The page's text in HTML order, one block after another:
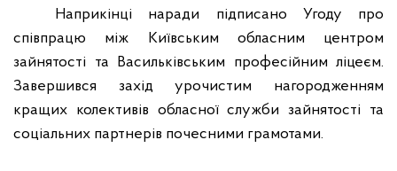
Наприкінці наради підписано Угоду про
співпрацю між Київським обласним центром
зайнятості та Васильківським професійним ліцеєм.
Завершився захід урочистим нагородженням
кращих колективів обласної служби зайнятості та
соціальних партнерів почесними грамотами.